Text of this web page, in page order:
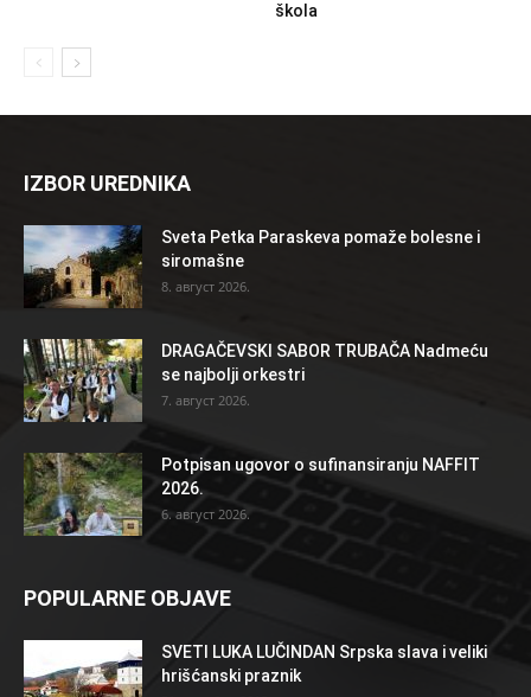
škola
IZBOR UREDNIKA
Sveta Petka Paraskeva pomaže bolesne i
siromašne
8. август 2026.
DRAGAČEVSKI SABOR TRUBAČA Nadmeću
se najbolji orkestri
7. август 2026.
Potpisan ugovor o sufinansiranju NAFFIT
2026.
6. август 2026.
POPULARNE OBJAVE
SVETI LUKA LUČINDAN Srpska slava i veliki
hrišćanski praznik